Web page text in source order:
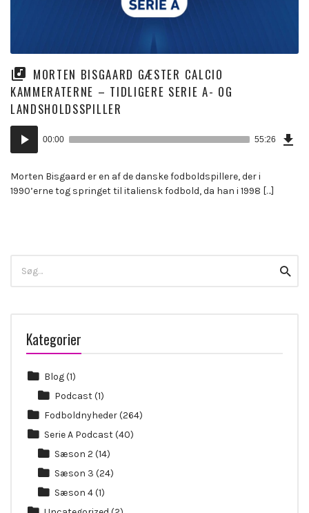
MORTEN BISGAARD GÆSTER CALCIO
KAMMERATERNE – TIDLIGERE SERIE A- OG
LANDSHOLDSSPILLER
Lydafspiller
00:00 55:26
Morten Bisgaard er en af de danske fodboldspillere, der i
1990’erne tog springet til italiensk fodbold, da han i 1998 […]
for:
Kategorier
Blog(1)
Podcast(1)
Fodboldnyheder(264)
Serie A Podcast(40)
Sæson 2 (14)
Sæson 3 (24)
Sæson 4(1)